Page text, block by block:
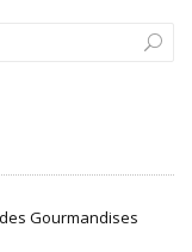
Gourmandises